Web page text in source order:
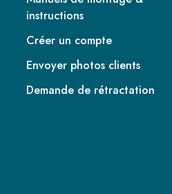
instructions
Créer un compte
Envoyer photos clients
Demande de rétractation